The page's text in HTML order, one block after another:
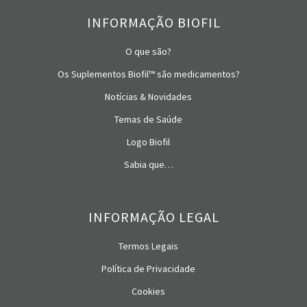
Manter fora do alcance e da vista das crianças.
Não compre se o selo estiver violado.
CONSERVAÇÃO: manter bem fechado, em lugar seco,
variar de acordo com o lote do produto. Leia os rótulos. É
importante saber o que dizem.
SelfCare since 1987
INFORMAÇÃO BIOFIL
O que são?
Os Suplementos Biofil™ são medicamentos?
Notícias & Novidades
Temas de Saúde
Logo Biofil
Sabia que…
INFORMAÇÃO LEGAL
Termos Legais
Política de Privacidade
Cookies